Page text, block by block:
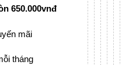
650.000vnđ
mãi
tháng